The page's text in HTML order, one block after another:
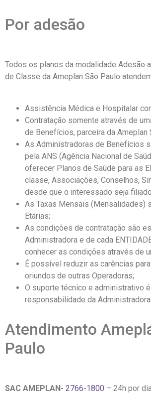
Por adesão
Todos os planos da modalidade Adesão
de Classe da Ameplan São Paulo
Assistência Médica e Hospitalar
Contratação somente através de
de Benefícios, parceira da Ameplan
As Administradoras de Benefícios
pela ANS (Agência Nacional de
oferecer Planos de Saúde para as
classe, Associações, Conselhos,
desde que o interessado seja
As Taxas Mensais (Mensalidades)
Etárias;
As condições de contratação são
Administradora e de cada
conhecer as condições através de
É possível reduzir as carências
oriundos de outras Operadoras;
O suporte técnico e administrativo
responsabilidade da
Atendimento
Paulo
SAC AMEPLAN- 2766-1800 – 24h por